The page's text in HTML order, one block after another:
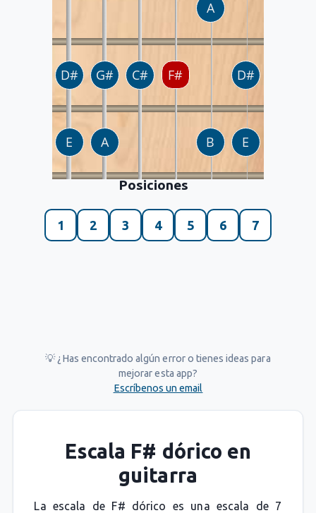
Posiciones
1 2 3 4 5 6 7
💡 ¿Has encontrado algún error o tienes ideas para
mejorar esta app?
Escríbenos un email
Escala F# dórico en
guitarra
La escala de F# dórico es una escala de 7